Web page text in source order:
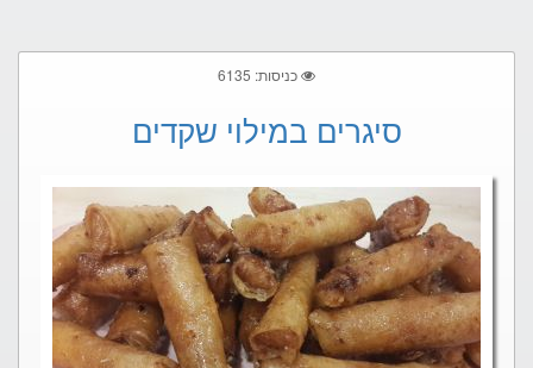
כניסות: 6135
סיגרים במילוי שקדים